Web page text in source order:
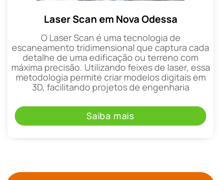
Laser Scan em Nova Odessa
O Laser Scan é uma tecnologia de
escaneamento tridimensional que captura cada
detalhe de uma edificação ou terreno com
máxima precisão. Utilizando feixes de laser, essa
metodologia permite criar modelos digitais em
3D, facilitando projetos de engenharia
Saiba mais